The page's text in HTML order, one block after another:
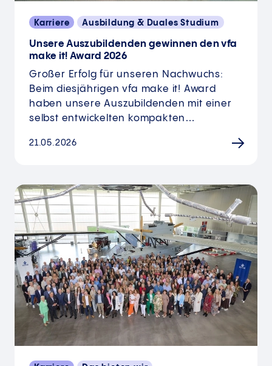
Karriere Ausbildung & Duales Studium
Unsere Auszubildenden gewinnen den vfa
make it! Award 2026
Großer Erfolg für unseren Nachwuchs:
Beim diesjährigen vfa make it! Award
haben unsere Auszubildenden mit einer
selbst entwickelten kompakten…
21.05.2026